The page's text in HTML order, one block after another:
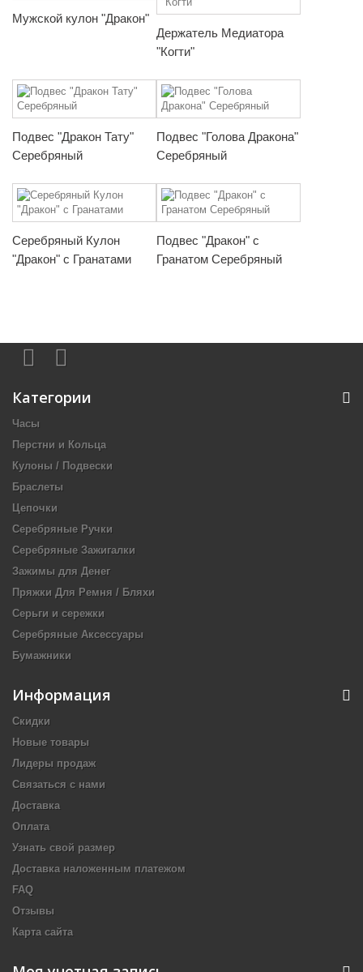
Мужской кулон "Дракон"
Держатель Медиатора
"Когти"
Подвес "Дракон Тату"
Серебряный
Подвес "Голова Дракона"
Серебряный
Серебряный Кулон
"Дракон" с Гранатами
Подвес "Дракон" с
Гранатом Серебряный
Категории
Часы
Перстни и Кольца
Кулоны / Подвески
Браслеты
Цепочки
Серебряные Ручки
Серебряные Зажигалки
Зажимы для Денег
Пряжки Для Ремня / Бляхи
Серьги и сережки
Серебряные Аксессуары
Бумажники
Информация
Скидки
Новые товары
Лидеры продаж
Связаться с нами
Доставка
Оплата
Узнать свой размер
Доставка наложенным платежом
FAQ
Отзывы
Карта сайта